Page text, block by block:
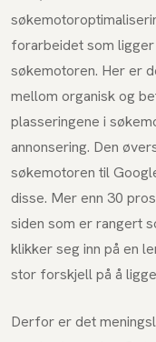
forarbeidet som
søkemotoren. Her er
mellom organisk og
plasseringene i
annonsering. Den
søkemotoren til
disse. Mer enn 30
siden som er rangert
klikker seg inn på en
stor forskjell på å
Derfor er det